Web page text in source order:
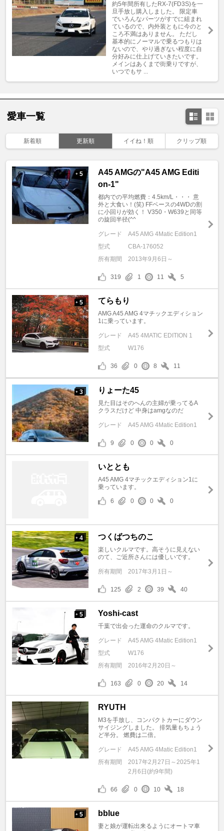
約5年間所有したRX-7(FD3S)を一
旦手放し購入しました。 限定車
でいろんなパーツがすでに組まれ
ているので、内外装ともに今のと
ころ不満はありません。 ただし
基本的にノーマルで乗るつもりは
ないので、やり過ぎない程度に自
分好みに仕上げていきたいです。
メインはあくまで街乗りですが、
いつでもサ ...
愛車一覧
新着順 更新順 イイね！順 クリップ順
+ 5
A45 AMGの"A45 AMG Editi
on-1"
都内での平均燃費：4.5km/L・・・ 意
外と大食い！(笑) FFベースの4WDの割
に小回りが効く！ V350・W639と同等
の旋回半径(^^
グレード
A45 AMG 4Matic Edition1
型式
CBA-176052
所有期間
2013年9月6日～
319 1 11 5
+ 5 てらもり
AMG A45 AMG 4マチックエディション
1に乗っています。
グレード
A45 4MATIC EDITION 1
型式
W176
36 0 8 11
+ 3 りょーた45
見た目はそのへんの主婦が乗ってるA
クラスだけど 中身はamgなのだ
グレード A45 AMG 4Matic Edition1
9 0 0 0
いととも
A45 AMG 4マチックエディション1に
乗っています。
6
0 0 0
+ 4 つくばつちのこ
楽しいクルマです。高そうに見えない
のて、ご近所さんには優しいです。
所有期間 2017年3月1日～
125 2 39 40
+ 5 Yoshi-cast
千葉で出会った運命のクルマです。
グレード
A45 AMG 4Matic Edition1
型式
W176
所有期間
2016年2月20日～
163 0 20 14
RYUTH
M3を手放し、コンパクトカーにダウン
サイジングしました。 排気量もちょう
ど半分。 燃費は二倍。
グレード
A45 AMG 4Matic Edition1
所有期間
2017年2月27日～2025年1
2月6日(約9年間)
66 0 10 18
+ 5 bblue
妻と娘が運転出来るようにオートマ車